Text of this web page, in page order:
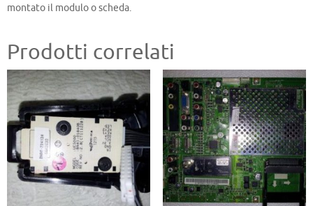
montato il modulo o scheda.
Prodotti correlati